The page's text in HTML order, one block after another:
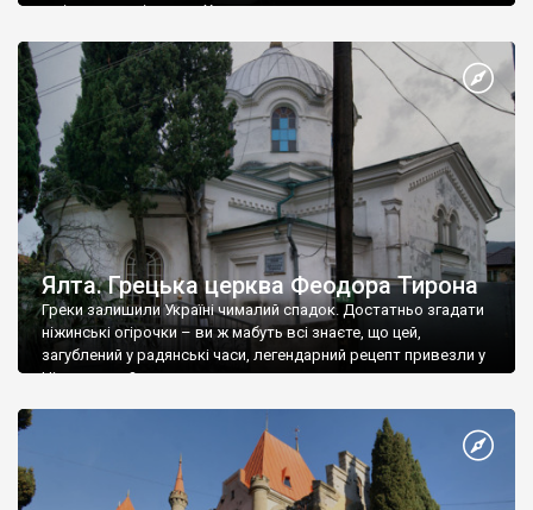
є відданими вірянами Христа
Ялта. Грецька церква Феодора Тирона
Греки залишили Україні чималий спадок. Достатньо згадати
ніжинські огірочки – ви ж мабуть всі знаєте, що цей,
загублений у радянські часи, легендарний рецепт привезли у
Ніжин греки?